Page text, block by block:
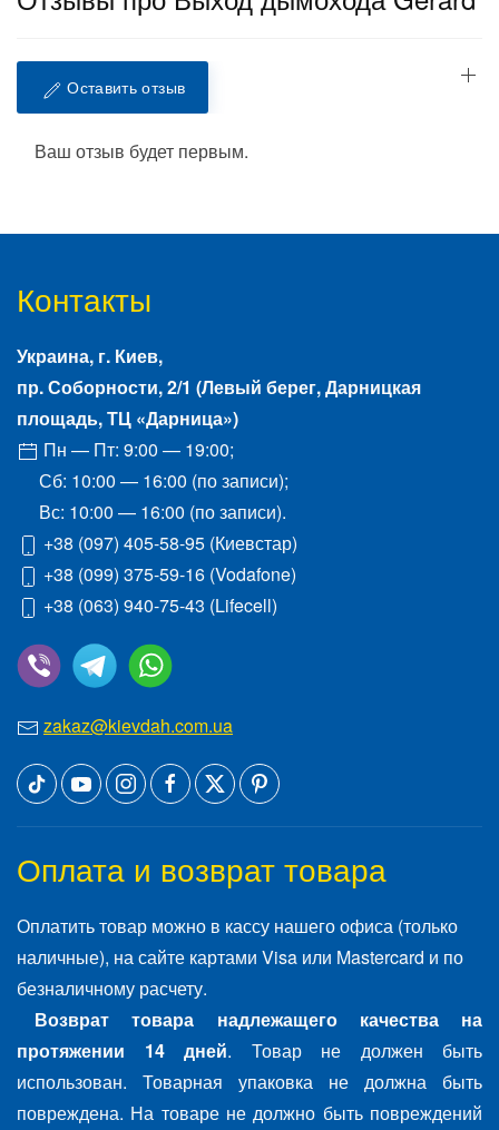
Оставить отзыв
Ваш отзыв будет первым.
Контакты
Украина, г. Киев,
пр. Соборности, 2/1 (Левый берег, Дарницкая
площадь, ТЦ «Дарница»)
Пн — Пт: 9:00 — 19:00;
Сб: 10:00 — 16:00 (по записи);
Вс: 10:00 — 16:00 (по записи).
+38 (097) 405-58-95 (Киевстар)
+38 (099) 375-59-16 (Vodafone)
+38 (063) 940-75-43 (Lifecell)
zakaz@kievdah.com.ua
Оплата и возврат товара
Оплатить товар можно в кассу нашего офиса (только
наличные), на сайте картами Visa или Mastercard и по
безналичному расчету.
Возврат товара надлежащего качества на
протяжении 14 дней. Товар не должен быть
использован. Товарная упаковка не должна быть
повреждена. На товаре не должно быть повреждений